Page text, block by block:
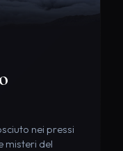
nei pressi
misteri del